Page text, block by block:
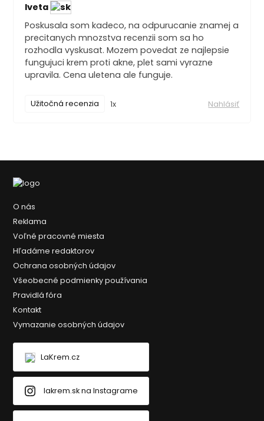
Iveta
Poskusala som kadeco, na odpurucanie znamej a
precitanych mnozstva recenzii som sa ho
rozhodla vyskusat. Mozem povedat ze najlepsie
fungujuci krem proti akne, plet sami vyrazne
upravila. Cena uletena ale funguje.
Užitočná recenzia 1x Nahlásiť
O nás
Reklama
Voľné pracovné miesta
Hľadáme redaktorov
Ochrana osobných údajov
Všeobecné podmienky používania
Pravidlá fóra
Kontakt
Vymazanie osobných údajov
LaKrem.cz
lakrem.sk na Instagrame